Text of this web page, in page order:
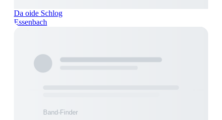
Da oide Schlog
Essenbach